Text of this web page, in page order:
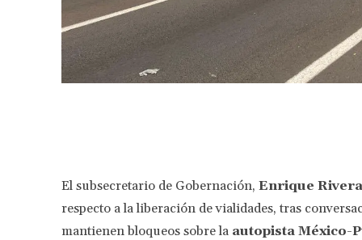
El subsecretario de Gobernación, Enrique
respecto a la liberación de vialidades, tras
mantienen bloqueos sobre la autopista México-